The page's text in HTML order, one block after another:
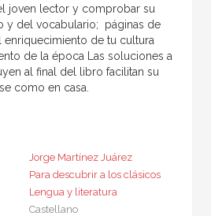
joven lector y comprobar su
del vocabulario;  páginas de
de tu cultura
de la época Las soluciones a
al final del libro facilitan su
como en casa.
Jorge Martínez Juárez
Para descubrir a los clásicos
Lengua y literatura
Castellano